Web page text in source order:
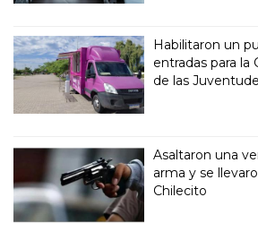
Habilitaron un
entradas para la
de las
Asaltaron una
arma y se
Chilecito